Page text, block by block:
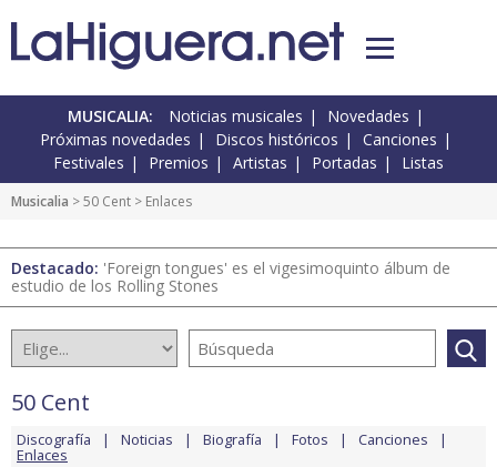
MUSICALIA: Noticias musicales
Novedades
Próximas novedades
Discos históricos
Canciones
Festivales
Premios Artistas Portadas Listas
Musicalia >50 Cent > Enlaces
Destacado: 'Foreign tongues' es el vigesimoquinto álbum de
estudio de los Rolling Stones
50 Cent
Discografía Noticias Biografía Fotos Canciones
Enlaces